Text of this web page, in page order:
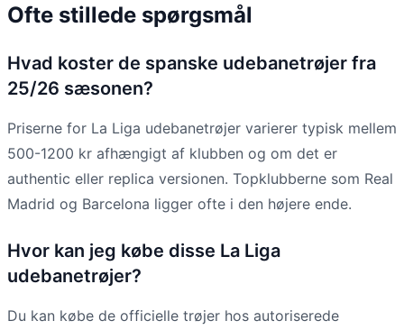
Ofte stillede spørgsmål
Hvad koster de spanske udebanetrøjer fra
25/26 sæsonen?
Priserne for La Liga udebanetrøjer varierer typisk mellem
500-1200 kr afhængigt af klubben og om det er
authentic eller replica versionen. Topklubberne som Real
Madrid og Barcelona ligger ofte i den højere ende.
Hvor kan jeg købe disse La Liga
udebanetrøjer?
Du kan købe de officielle trøjer hos autoriserede